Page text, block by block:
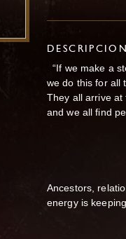
“If we make a
we do this for all
They all arrive at
and we all
Ancestors,
energy is